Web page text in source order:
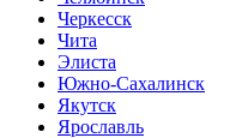
Черкесск
Чита
Элиста
Южно-Сахалинск
Якутск
Ярославль